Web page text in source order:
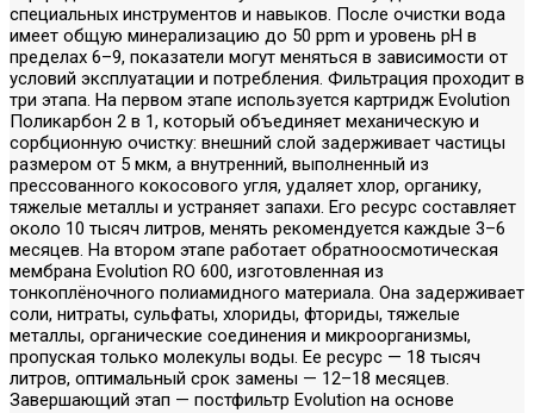
специальных инструментов и навыков. После очистки вода
имеет общую минерализацию до 50 ppm и уровень pH в
пределах 6–9, показатели могут меняться в зависимости от
условий эксплуатации и потребления. Фильтрация проходит в
три этапа. На первом этапе используется картридж Evolution
Поликарбон 2 в 1, который объединяет механическую и
сорбционную очистку: внешний слой задерживает частицы
размером от 5 мкм, а внутренний, выполненный из
прессованного кокосового угля, удаляет хлор, органику,
тяжелые металлы и устраняет запахи. Его ресурс составляет
около 10 тысяч литров, менять рекомендуется каждые 3–6
месяцев. На втором этапе работает обратноосмотическая
мембрана Evolution RO 600, изготовленная из
тонкоплёночного полиамидного материала. Она задерживает
соли, нитраты, сульфаты, хлориды, фториды, тяжелые
металлы, органические соединения и микроорганизмы,
пропуская только молекулы воды. Ее ресурс — 18 тысяч
литров, оптимальный срок замены — 12–18 месяцев.
Завершающий этап — постфильтр Evolution на основе